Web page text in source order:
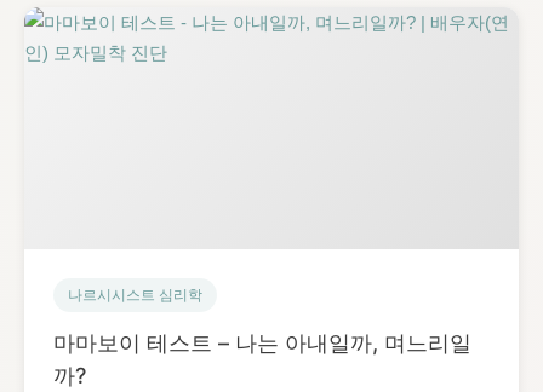
나르시시스트 심리학
마마보이 테스트 – 나는 아내일까, 며느리일
까?